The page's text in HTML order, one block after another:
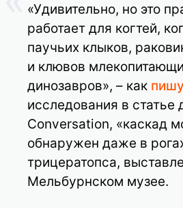
«Удивительно, но это
работает для когтей,
паучьих клыков,
и клювов
динозавров», – как
исследования в статье
Conversation, «каскад
обнаружен даже в
трицератопса,
Мельбурнском музее.